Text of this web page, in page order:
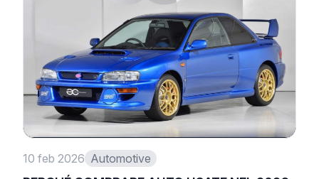
10 feb 2026 Automotive